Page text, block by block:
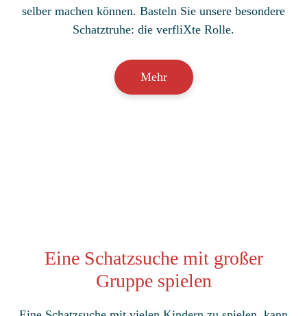
selber machen können. Basteln Sie unsere besondere
Schatztruhe: die verfliXte Rolle.
Mehr
Eine Schatzsuche mit großer
Gruppe spielen